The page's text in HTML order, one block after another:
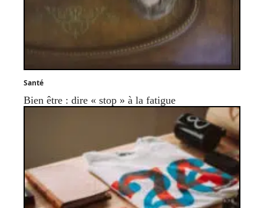
Santé
Bien être : dire « stop » à la fatigue